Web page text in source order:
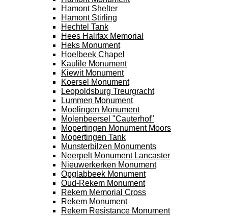
Hamont Shelter
Hamont Stirling
Hechtel Tank
Hees Halifax Memorial
Heks Monument
Hoelbeek Chapel
Kaulile Monument
Kiewit Monument
Koersel Monument
Leopoldsburg Treurgracht
Lummen Monument
Moelingen Monument
Molenbeersel "Cauterhof"
Mopertingen Monument Moors
Mopertingen Tank
Munsterbilzen Monuments
Neerpelt Monument Lancaster
Nieuwerkerken Monument
Opglabbeek Monument
Oud-Rekem Monument
Rekem Memorial Cross
Rekem Monument
Rekem Resistance Monument